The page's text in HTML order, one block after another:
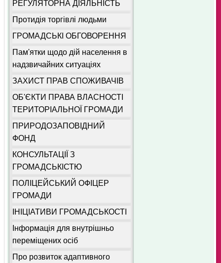
РЕГУЛЯТОРНА ДІЯЛЬНІСТЬ
Протидія торгівлі людьми
ГРОМАДСЬКІ ОБГОВОРЕННЯ
Пам'ятки щодо дій населення в
надзвичайних ситуаціях
ЗАХИСТ ПРАВ СПОЖИВАЧІВ
ОБ'ЄКТИ ПРАВА ВЛАСНОСТІ
ТЕРИТОРІАЛЬНОЇ ГРОМАДИ
ПРИРОДОЗАПОВІДНИЙ
ФОНД
КОНСУЛЬТАЦІЇ З
ГРОМАДСЬКІСТЮ
ПОЛІЦЕЙСЬКИЙ ОФІЦЕР
ГРОМАДИ
ІНІЦІАТИВИ ГРОМАДСЬКОСТІ
Інформація для внутрішньо
переміщених осіб
Про розвиток адаптивного